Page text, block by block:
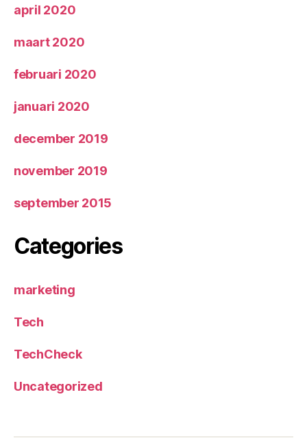
april 2020
maart 2020
februari 2020
januari 2020
december 2019
november 2019
september 2015
Categories
marketing
Tech
TechCheck
Uncategorized